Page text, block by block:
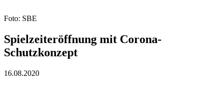
Foto: SBE
Spielzeiteröffnung mit Corona-
Schutzkonzept
16.08.2020